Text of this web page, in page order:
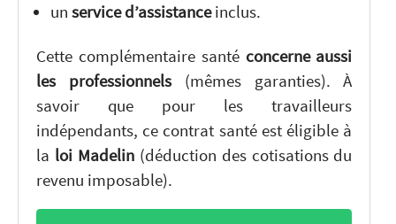
un service d’assistanceinclus.
Cette complémentaire santé concerne aussi
les professionnels(mêmes garanties). À
savoir que pour les travailleurs
indépendants, ce contrat santé est éligible à
la loi Madelin(déduction des cotisations du
revenu imposable).